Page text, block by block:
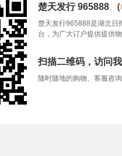
楚天发行 965888 （
楚天发行965888是湖北日
台，为广大订户提供提供
扫描二维码，访问
随时随地的购物、客服咨